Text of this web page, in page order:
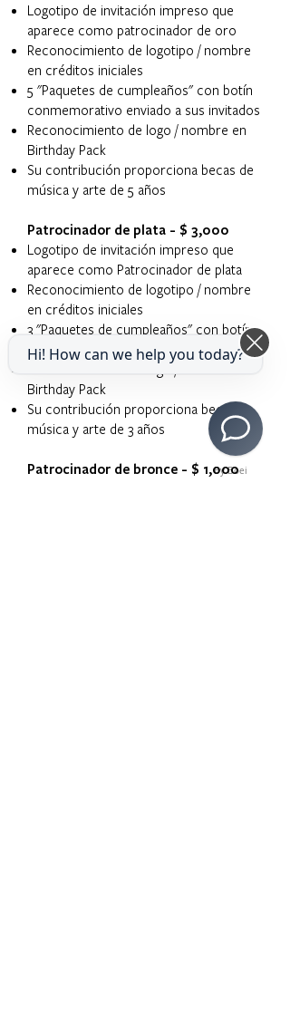
Logotipo de invitación impreso que
aparece como patrocinador de oro
Reconocimiento de logotipo / nombre
en créditos iniciales
5 "Paquetes de cumpleaños" con botín
conmemorativo enviado a sus invitados
Reconocimiento de logo / nombre en
Birthday Pack
Su contribución proporciona becas de
música y arte de 5 años
Patrocinador de plata - $ 3,000
Logotipo de invitación impreso que
aparece como Patrocinador de plata
Reconocimiento de logotipo / nombre
en créditos iniciales
3 "Paquetes de cumpleaños" con botín
conmemorativo enviado a sus invitados
Reconocimiento de logo / nombre en
Birthday Pack
Su contribución proporciona becas de
música y arte de 3 años
Patrocinador de bronce - $ 1,000
By Boei
Hi! How can we help you today?